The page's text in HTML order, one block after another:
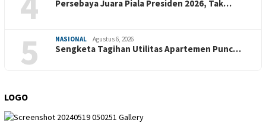
Persebaya Juara Piala Presiden 2026, Tak…
5 NASIONAL Agustus 6, 2026
Sengketa Tagihan Utilitas Apartemen Punc…
LOGO